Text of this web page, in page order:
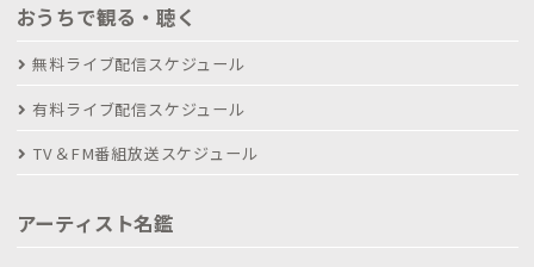
おうちで観る・聴く
無料ライブ配信スケジュール
有料ライブ配信スケジュール
TV＆FM番組放送スケジュール
アーティスト名鑑